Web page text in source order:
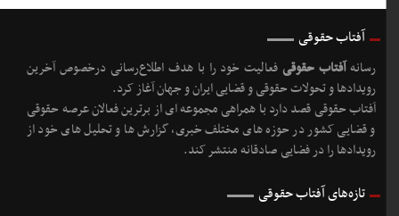
آفتاب حقوقی
رسانهآفتاب حقوقیفعالیت خود را با هدف اطلاع‌رسانی درخصوص آخرین
رویدادها و تحولات حقوقی و قضایی ایران و جهان آغاز کرد.
آفتاب حقوقی قصد دارد با همراهی مجموعه ای از برترین فعالان عرصه حقوقی
و قضایی کشور در حوزه های مختلف خبری، گزارش ها و تحلیل های خود از
رویدادها را در فضایی صادقانه منتشر کند.
تازه‌های آفتاب حقوقی